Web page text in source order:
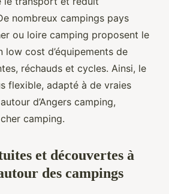
nombreux campings pays
ou loire camping proposent le
cost d’équipements de
réchauds et cycles. Ainsi, le
flexible, adapté à de vraies
autour d’Angers camping,
camping.
et découvertes à
des campings